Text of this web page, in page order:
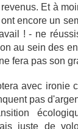
Et à
encore un
! - ne
au sein des
fera pas son
avec ironie
pas
juste de